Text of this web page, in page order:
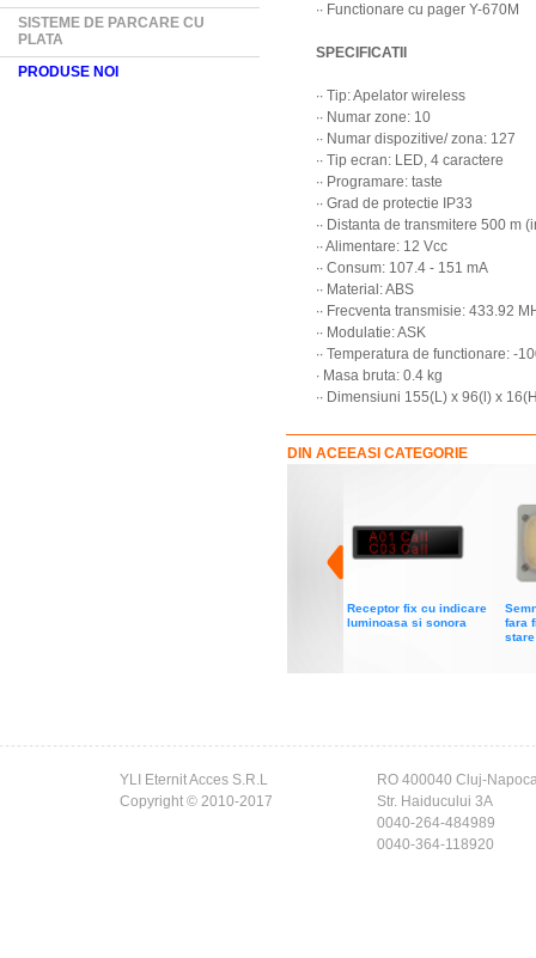
SISTEME DE PARCARE CU
PLATA
PRODUSE NOI
∙∙ Functionare cu pager Y-670M
SPECIFICATII
∙∙ Tip: Apelator wireless
∙∙ Numar zone: 10
∙∙ Numar dispozitive/ zona: 127
∙∙ Tip ecran: LED, 4 caractere
∙∙ Programare: taste
∙∙ Grad de protectie IP33
∙∙ Distanta de transmitere 500 m
∙∙ Alimentare: 12 Vcc
∙∙ Consum: 107.4 - 151 mA
∙∙ Material: ABS
∙∙ Frecventa transmisie: 433.92
∙∙ Modulatie: ASK
∙∙ Temperatura de functionare: -
∙ Masa bruta: 0.4 kg
∙∙ Dimensiuni 155(L) x 96(l) x
DIN ACEEASI CATEGORIE
Receptor fix cu indicare
luminoasa si sonora
fara
stare
YLI Eternit Acces S.R.L
Copyright © 2010-2017
RO 400040 Cluj-
Str. Haiducului 3A
0040-264-484989
0040-364-118920